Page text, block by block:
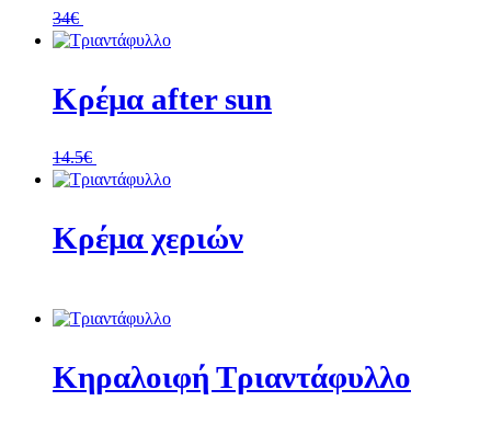
34€
Κρέμα after sun
14.5€
Κρέμα χεριών
Κηραλοιφή Τριαντάφυλλο